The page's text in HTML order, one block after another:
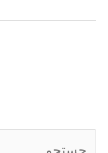
فارسی